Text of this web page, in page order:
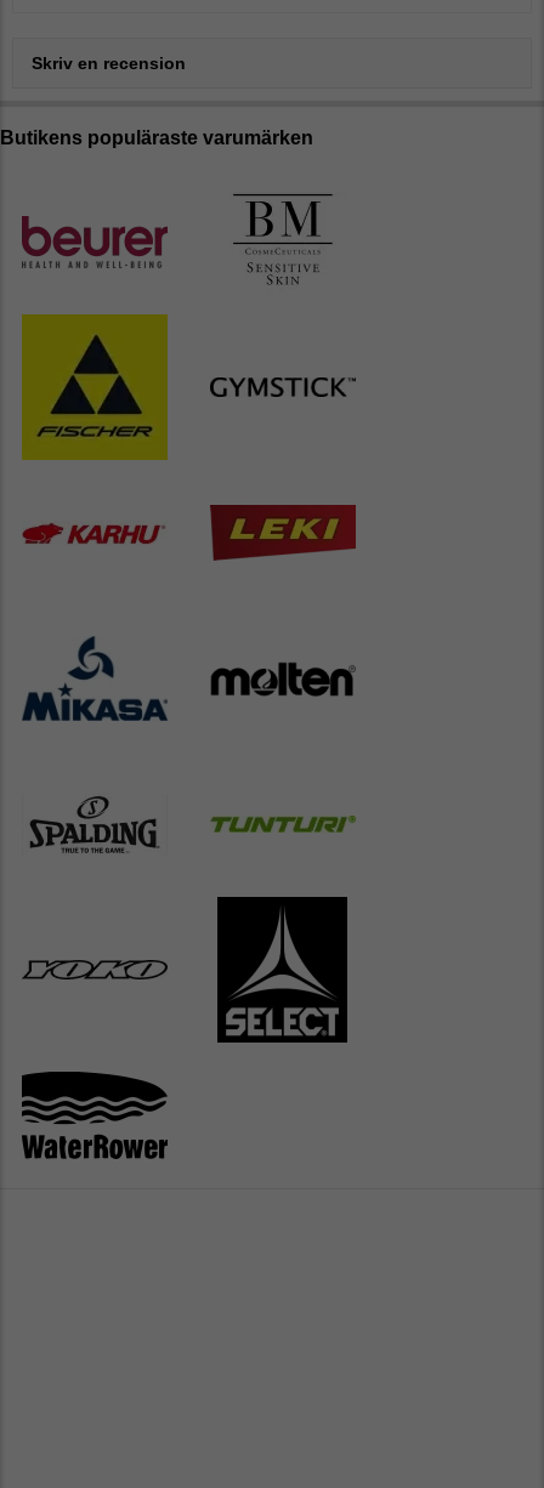
Skriv en recension
Butikens populäraste varumärken